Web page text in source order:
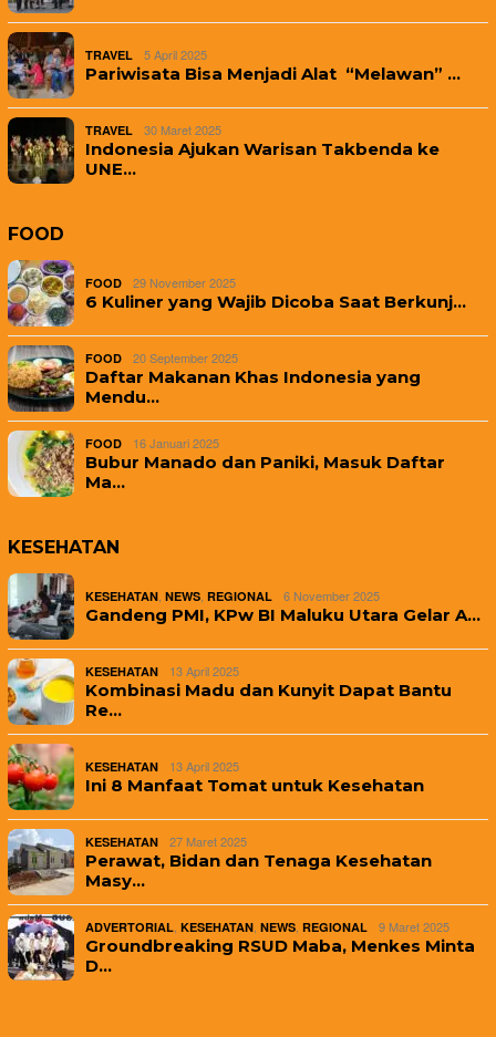
TRAVEL 5 April 2025
Pariwisata Bisa Menjadi Alat “Melawan” …
TRAVEL 30 Maret 2025
Indonesia Ajukan Warisan Takbenda ke
UNE…
FOOD
FOOD 29 November 2025
6 Kuliner yang Wajib Dicoba Saat Berkunj…
FOOD 20 September 2025
Daftar Makanan Khas Indonesia yang
Mendu…
FOOD 16 Januari 2025
Bubur Manado dan Paniki, Masuk Daftar
Ma…
KESEHATAN
KESEHATAN NEWS REGIONAL 6 November 2025
Gandeng PMI, KPw BI Maluku Utara Gelar A…
KESEHATAN 13 April 2025
Kombinasi Madu dan Kunyit Dapat Bantu
Re…
KESEHATAN 13 April 2025
Ini 8 Manfaat Tomat untuk Kesehatan
KESEHATAN 27 Maret 2025
Perawat, Bidan dan Tenaga Kesehatan
Masy…
ADVERTORIAL KESEHATAN NEWS REGIONAL 9 Maret 2025
Groundbreaking RSUD Maba, Menkes Minta
D…